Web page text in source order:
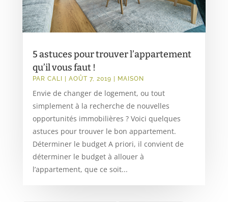
5 astuces pour trouver l’appartement
qu’il vous faut !
PAR CALI AOÛT 7, 2019 MAISON
Envie de changer de logement, ou tout
simplement à la recherche de nouvelles
opportunités immobilières ? Voici quelques
astuces pour trouver le bon appartement.
Déterminer le budget A priori, il convient de
déterminer le budget à allouer à
l’appartement, que ce soit...